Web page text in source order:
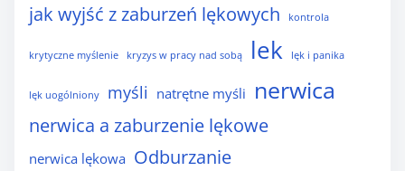
jak wyjść z zaburzeń lękowych kontrola
krytyczne myślenie kryzys w pracy nad sobą lek lęk i panika
lęk uogólniony myśli natrętne myśli nerwica
nerwica a zaburzenie lękowe
nerwica lękowa Odburzanie